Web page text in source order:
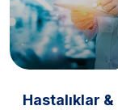
Hastalıklar &